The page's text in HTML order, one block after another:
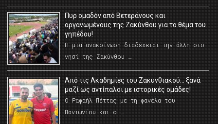
Πυρ ομαδόν από Βετεράνους και
οργανωμένους της Ζακύνθου για το θέμα του
γηπέδου!
Η μια ανακοίνωση διαδέχεται την άλλη στο
νησί της Ζακύνθου …
Από τις Ακαδημίες του Ζακυνθιακού… ξανά
μαζί ως αντίπαλοι με ιστορικές ομάδες!
Ο Ραφαήλ Πέττας με τη φανέλα του
Πανιωνίου και ο …